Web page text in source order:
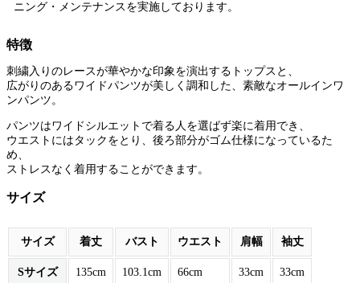
ニング・メンテナンスを実施しております。
特徴
刺繍入りのレースが華やかな印象を演出するトップスと、
広がりのあるワイドパンツが美しく調和した、素敵なオールインワ
ンパンツ。
パンツはワイドシルエットで着る人を選ばず楽に着用でき、
ウエストにはタックをとり、後ろ部分がゴム仕様になっているた
め、
ストレスなく着用することができます。
サイズ
サイズ 着丈 バスト ウエスト 肩幅 袖丈
Sサイズ 135cm 103.1cm 66cm 33cm 33cm